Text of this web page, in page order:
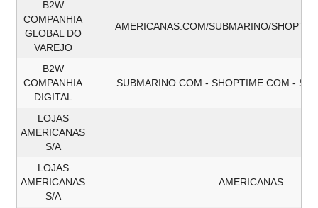
B2W
COMPANHIA
GLOBAL DO
VAREJO
AMERICANAS.COM/SUBMARINO/
B2W
COMPANHIA
DIGITAL
SUBMARINO.COM - SHOPTIME.COM -
LOJAS
AMERICANAS
S/A
LOJAS
AMERICANAS
S/A
AMERICANAS